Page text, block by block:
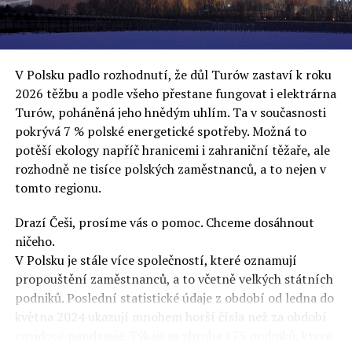
uvěří a nebudou se ptát na podrobnosti,“ řekl Rafał
Ziemkiewicz, redaktor týdeníku Do Rzeczy a ironicky
dodal: „Když se nynějšímu vedení státního hřebčince
podařilo prodat na aukci 10 plemenných koní za 600
000 euro, bylo to provládními médii oslavované jako
velký úspěch. Za vlády PiS se 14 koní prodalo za 2,5
milionu euro, což bylo stejnou mediální partou
komentováno jako konec polského chovu koní. Ve vidění
kontrolorů činnosti PiS ale určitě šlo při prodeji koní o
praní peněz či jinou nelegální činnost.“
Tuskova čísla jsou ale ujetá i jinde, pokračoval
Ziemkiewicz. „Ve vládní aféře PiS kolem vydávání víz
Tusk tvrdil, že za vlády dnešní opozice se nelegálně
prodalo 600 000 víz do Polska. Byla na to dokonce
vytvořena parlamentní vyšetřovací komise, která přišla
ale pouze na to, že 220 víz do Polska bylo
prostřednictvím úplatků uspíšeno, tedy že víza byla
V Polsku padlo rozhodnutí, že důl Turów zastaví k roku
2026 těžbu a podle všeho přestane fungovat i elektrárna
Turów, poháněná jeho hnědým uhlím. Ta v současnosti
pokrývá 7 % polské energetické spotřeby. Možná to
potěší ekology napříč hranicemi i zahraniční těžaře, ale
rozhodně ne tisíce polských zaměstnanců, a to nejen v
tomto regionu.
Drazí Češi, prosíme vás o pomoc. Chceme dosáhnout
ničeho.
V Polsku je stále více společností, které oznamují
propouštění zaměstnanců, a to včetně velkých státních
podniků. Poslední statistické údaje z období od ledna do
května 2024 ukazují mnohem horší čísla než za období